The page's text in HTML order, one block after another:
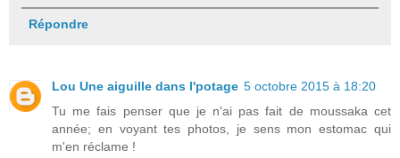
Répondre
Lou Une aiguille dans l'potage 5 octobre 2015 à 18:20
Tu me fais penser que je n'ai pas fait de moussaka cet
année; en voyant tes photos, je sens mon estomac qui
m'en réclame !